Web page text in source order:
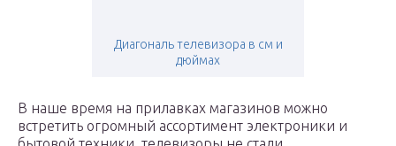
Диагональ телевизора в см и
дюймах
В наше время на прилавках магазинов можно
встретить огромный ассортимент электроники и